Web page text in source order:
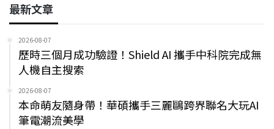
最新文章
2026-08-07
歷時三個月成功驗證！Shield AI 攜手中科院完成無
人機自主搜索
2026-08-07
本命萌友隨身帶！華碩攜手三麗鷗跨界聯名大玩AI
筆電潮流美學